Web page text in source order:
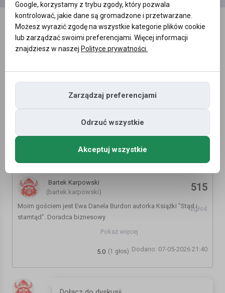
Kiedy przyjdą zmiany w Norwegii?
Bartek Karpowski
(bartek.karpowski)
515
Zgłoś
Moim gościem jest Ewa Danela Burdon autorka Książki "Stąd i
stamtąd". Doradca biznesowy
https://www.ewadanela.com/category/all-products
bez stresu!
Pokaż więcej
Dodano: 07-05-2026 21:40
(1 głos)
5.0
Google, korzystamy z trybu zgody, który pozwala
kontrolować, jakie dane są gromadzone i przetwarzane.
Możesz wyrazić zgodę na wszystkie kategorie plików cookie
lub zarządzać swoimi preferencjami. Więcej informacji
znajdziesz w naszej Polityce prywatności.
Zarządzaj preferencjami
Odrzuć wszystkie
Akceptuj wszystkie